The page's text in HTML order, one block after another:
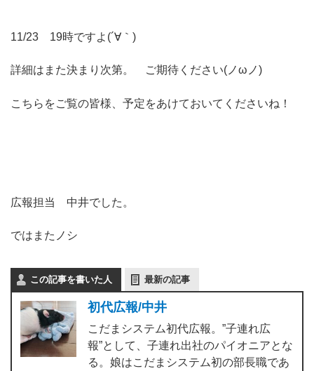
11/23 19時ですよ(´∀｀)
詳細はまた決まり次第。 ご期待ください(ノωノ)
こちらをご覧の皆様、予定をあけておいてくださいね！
広報担当 中井でした。
ではまたノシ
この記事を書いた人 最新の記事
初代広報/中井
こだまシステム初代広報。”子連れ広
報”として、子連れ出社のパイオニアとな
る。娘はこだまシステム初の部長職であ